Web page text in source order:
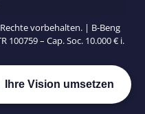
vorbehalten. | B-Beng
100759 – Cap. Soc. 10.000 € i.
und es gelten die
Ihre Vision umsetzen